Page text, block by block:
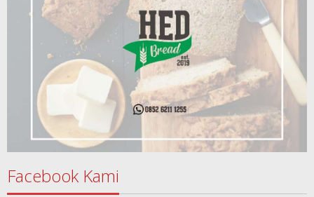
Facebook Kami